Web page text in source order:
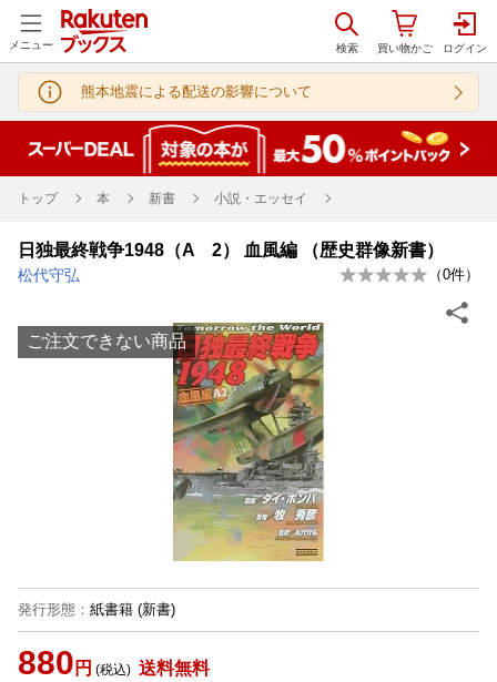
メニュー
熊本地震による配送の影響について
トップ 本 新書 小説・エッセイ
日独最終戦争1948（A 2） 血風編 （歴史群像新書）
松代守弘 （0件）
ご注文できない商品
発行形態 ： 紙書籍 (新書)
880 円 (税込) 送料無料